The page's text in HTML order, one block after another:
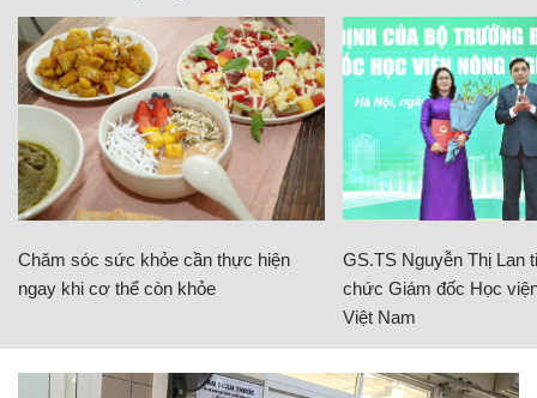
Chăm sóc sức khỏe cần thực hiện
ngay khi cơ thể còn khỏe
GS.TS Nguyễn Thị Lan
chức Giám đốc Học
Việt Nam